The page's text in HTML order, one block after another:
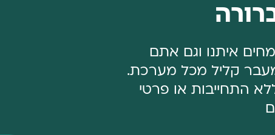
צומחים איתנו וגם אתם
קליל מכל מערכת.
התחייבות או פרטי